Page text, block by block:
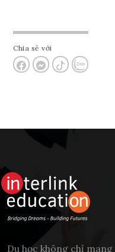
Chia sẻ với
Du học không chỉ